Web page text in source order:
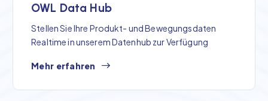
OWL Data Hub
Stellen Sie Ihre Produkt- und Bewegungsdaten
Realtime in unserem Datenhub zur Verfügung
Mehr erfahren